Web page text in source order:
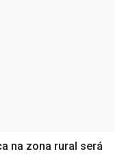
na zona rural será